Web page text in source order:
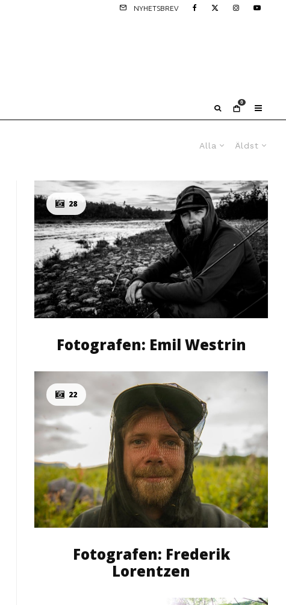
NYHETSBREV
0
Alla Äldst
28
Fotografen: Emil Westrin
22
Fotografen: Frederik
Lorentzen